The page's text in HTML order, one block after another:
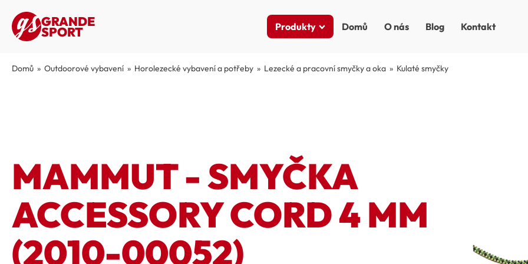
GRANDE
SPORT Produkty Domů O nás Blog Kontakt
Domů » Outdoorové vybavení » Horolezecké vybavení a potřeby » Lezecké a pracovní smyčky a oka » Kulaté smyčky
MAMMUT - SMYČKA
ACCESSORY CORD 4 MM
(2010-00052)